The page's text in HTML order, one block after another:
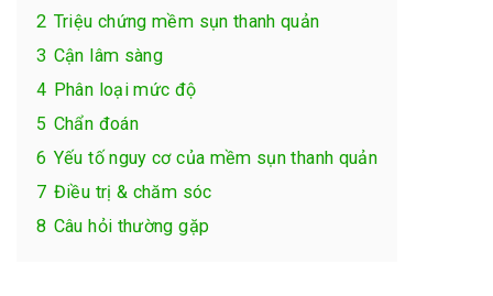
2 Triệu chứng mềm sụn thanh quản
3 Cận lâm sàng
4 Phân loại mức độ
5 Chẩn đoán
6 Yếu tố nguy cơ của mềm sụn thanh quản
7 Điều trị & chăm sóc
8 Câu hỏi thường gặp